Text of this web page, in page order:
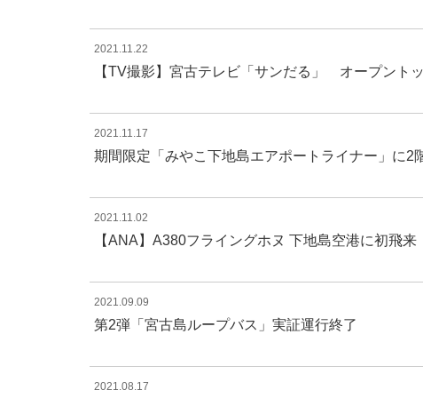
2021.11.22
【TV撮影】宮古テレビ「サンだる」 オープント
2021.11.17
期間限定「みやこ下地島エアポートライナー」に2
2021.11.02
【ANA】A380フライングホヌ 下地島空港に初飛
2021.09.09
第2弾「宮古島ループバス」実証運行終了
2021.08.17